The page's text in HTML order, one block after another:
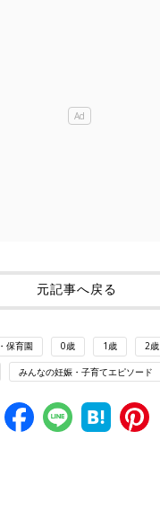
元記事へ戻る
保育園 0歳 1歳 2歳
みんなの妊娠・子育てエピソード